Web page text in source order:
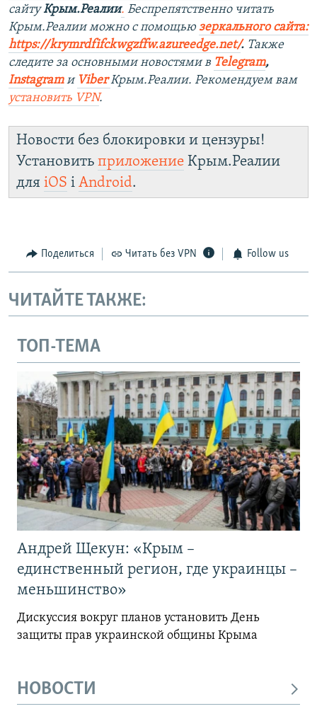
сайтуКрым.Реалии. Беспрепятственно читать
Крым.Реалии можно с помощью зеркального сайта:
https://krymrdfifckwgzffw.azureedge.net/. ​ Также
следите за основными новостями в Telegram,
Instagram и ViberКрым.Реалии. Рекомендуем вам
установить VPN.
Новости без блокировки и цензуры!
Установить приложение Крым.Реалии
для iOS і Android.
Поделиться Читать без VPN Follow us
ЧИТАЙТЕ ТАКЖЕ:
ТОП-ТЕМА
Андрей Щекун: «Крым –
единственный регион, где украинцы –
меньшинство»
Дискуссия вокруг планов установить День
защиты прав украинской общины Крыма
НОВОСТИ